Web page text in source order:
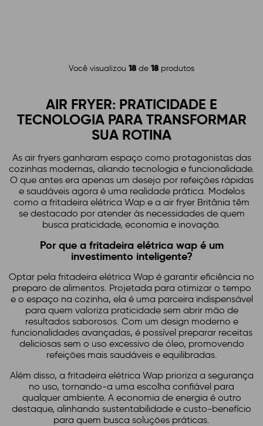
Você visualizou 18 de 18 produtos
AIR FRYER: PRATICIDADE E
TECNOLOGIA PARA TRANSFORMAR
SUA ROTINA
As air fryers ganharam espaço como protagonistas das
cozinhas modernas, aliando tecnologia e funcionalidade.
O que antes era apenas um desejo por refeições rápidas
e saudáveis agora é uma realidade prática. Modelos
como a fritadeira elétrica Wap e a air fryer Britânia têm
se destacado por atender às necessidades de quem
busca praticidade, economia e inovação.
Por que a fritadeira elétrica wap é um
investimento inteligente?
Optar pela fritadeira elétrica Wap é garantir eficiência no
preparo de alimentos. Projetada para otimizar o tempo
e o espaço na cozinha, ela é uma parceira indispensável
para quem valoriza praticidade sem abrir mão de
resultados saborosos. Com um design moderno e
funcionalidades avançadas, é possível preparar receitas
deliciosas sem o uso excessivo de óleo, promovendo
refeições mais saudáveis e equilibradas.
Além disso, a fritadeira elétrica Wap prioriza a segurança
no uso, tornando-a uma escolha confiável para
qualquer ambiente. A economia de energia é outro
destaque, alinhando sustentabilidade e custo-benefício
para quem busca soluções práticas.